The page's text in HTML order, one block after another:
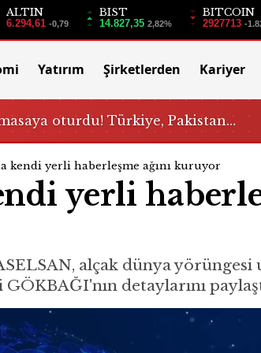
ALTIN
6.294,61 -0,79
BIST
14.827,35 2,82%
BITCOIN
2927713 -
Yatırım Şirketlerden Kariyer
oturdu! Türkiye, Pakistan…
kendi yerli haberleşme ağını kuruyor
yerli
alçak dünya yörüngesi
detaylarını